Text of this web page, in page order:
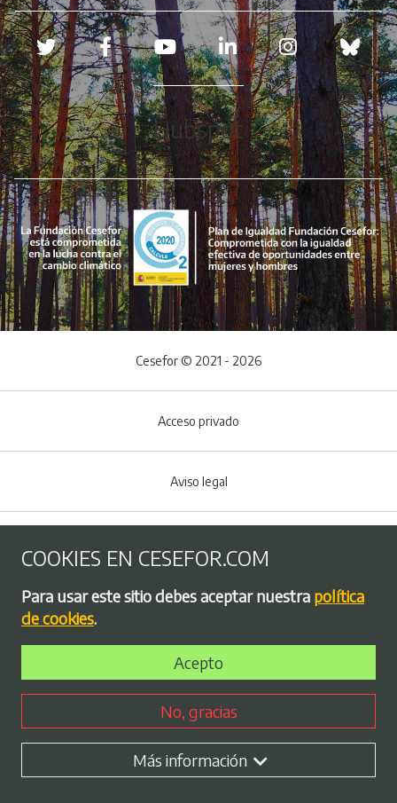
Redes sociales
Hubspot
Menú del pie
Cesefor © 2021 - 2026
Acceso privado
Aviso legal
Política de privacidad
Bolsa de empleo
Perfil contratante
COOKIES EN CESEFOR.COM
Para usar este sitio debes aceptar nuestra política
de cookies.
Acepto
No, gracias
Más información